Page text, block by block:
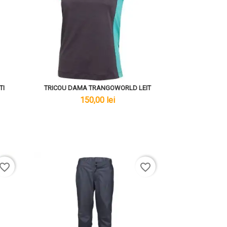
TRICOU DAMA TRANGOWORLD LEIT
lei
150,00 lei
favorite_border favorite_border